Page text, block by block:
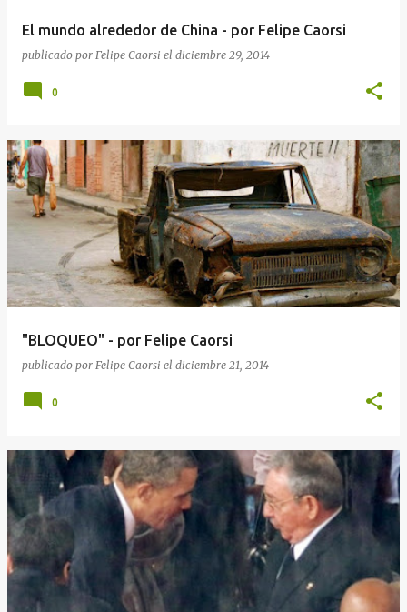
El mundo alrededor de China - por Felipe Caorsi
publicado por Felipe Caorsi el diciembre 29, 2014
0
"BLOQUEO" - por Felipe Caorsi
publicado por Felipe Caorsi el diciembre 21, 2014
0